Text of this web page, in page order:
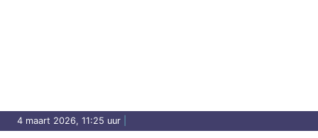
4 maart 2026, 11:25 uur